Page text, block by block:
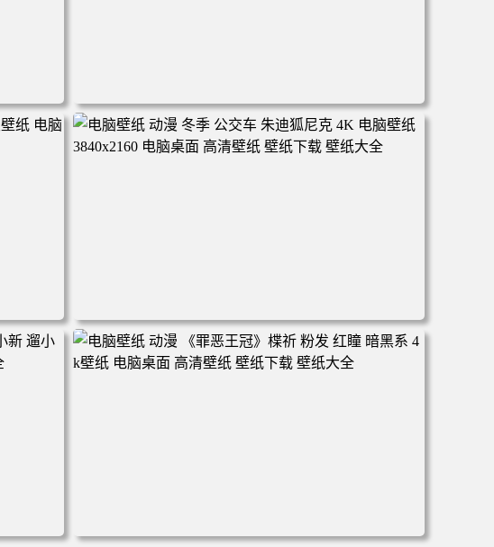
秋天森
电脑壁纸 柯南和小兰背靠背 夕阳 日落 4K动漫壁纸 电脑桌
面 高清壁纸 壁纸下载 壁纸大全
桌面
电脑壁纸 动漫 冬季 公交车 朱迪狐尼克 4K 电脑壁纸 3840x2
160 电脑桌面 高清壁纸 壁纸下载 壁纸大全